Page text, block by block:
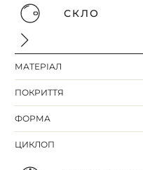
СКЛО
МАТЕРІАЛ
ПОКРИТТЯ
ФОРМА
ЦИКЛОП